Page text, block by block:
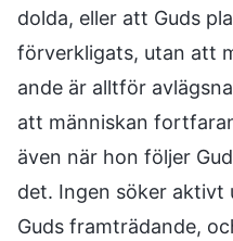
dolda, eller att Guds
förverkligats, utan att
ande är alltför
att människan
även när hon följer
det. Ingen söker aktivt
Guds framträdande,